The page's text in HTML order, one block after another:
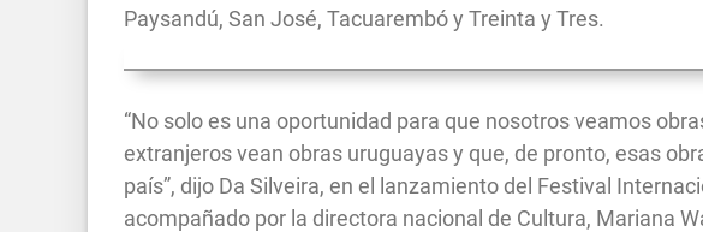
Paysandú, San José, Tacuarembó y Treinta y Tres.
“No solo es una oportunidad para que nosotros veamos
extranjeros vean obras uruguayas y que, de pronto, esas
país”, dijo Da Silveira, en el lanzamiento del Festival
acompañado por la directora nacional de Cultura, Mariana